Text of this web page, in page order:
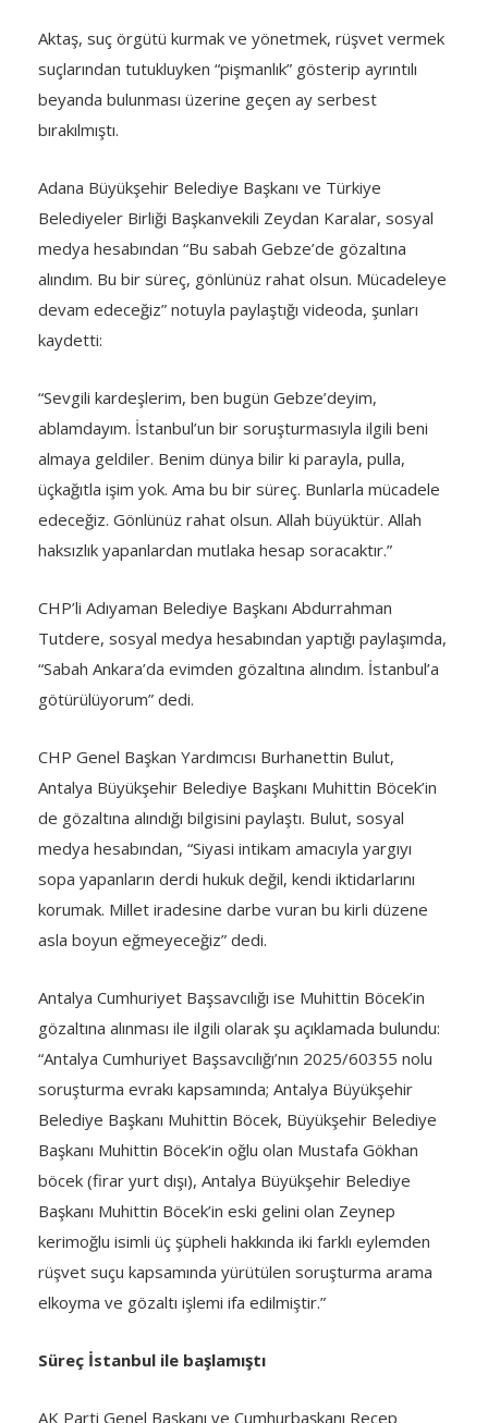
Aktaş, suç örgütü kurmak ve yönetmek, rüşvet vermek
suçlarından tutukluyken “pişmanlık” gösterip ayrıntılı
beyanda bulunması üzerine geçen ay serbest
bırakılmıştı.
Adana Büyükşehir Belediye Başkanı ve Türkiye
Belediyeler Birliği Başkanvekili Zeydan Karalar, sosyal
medya hesabından “Bu sabah Gebze’de gözaltına
alındım. Bu bir süreç, gönlünüz rahat olsun. Mücadeleye
devam edeceğiz” notuyla paylaştığı videoda, şunları
kaydetti:
“Sevgili kardeşlerim, ben bugün Gebze’deyim,
ablamdayım. İstanbul’un bir soruşturmasıyla ilgili beni
almaya geldiler. Benim dünya bilir ki parayla, pulla,
üçkağıtla işim yok. Ama bu bir süreç. Bunlarla mücadele
edeceğiz. Gönlünüz rahat olsun. Allah büyüktür. Allah
haksızlık yapanlardan mutlaka hesap soracaktır.”
CHP’li Adıyaman Belediye Başkanı Abdurrahman
Tutdere, sosyal medya hesabından yaptığı paylaşımda,
“Sabah Ankara’da evimden gözaltına alındım. İstanbul’a
götürülüyorum” dedi.
CHP Genel Başkan Yardımcısı Burhanettin Bulut,
Antalya Büyükşehir Belediye Başkanı Muhittin Böcek’in
de gözaltına alındığı bilgisini paylaştı. Bulut, sosyal
medya hesabından, “Siyasi intikam amacıyla yargıyı
sopa yapanların derdi hukuk değil, kendi iktidarlarını
korumak. Millet iradesine darbe vuran bu kirli düzene
asla boyun eğmeyeceğiz” dedi.
Antalya Cumhuriyet Başsavcılığı ise Muhittin Böcek’in
gözaltına alınması ile ilgili olarak şu açıklamada bulundu:
“Antalya Cumhuriyet Başsavcılığı’nın 2025/60355 nolu
soruşturma evrakı kapsamında; Antalya Büyükşehir
Belediye Başkanı Muhittin Böcek, Büyükşehir Belediye
Başkanı Muhittin Böcek‘in oğlu olan Mustafa Gökhan
böcek (firar yurt dışı), Antalya Büyükşehir Belediye
Başkanı Muhittin Böcek’in eski gelini olan Zeynep
kerimoğlu isimli üç şüpheli hakkında iki farklı eylemden
rüşvet suçu kapsamında yürütülen soruşturma arama
elkoyma ve gözaltı işlemi ifa edilmiştir.”
Süreç İstanbul ile başlamıştı
AK Parti Genel Başkanı ve Cumhurbaşkanı Recep